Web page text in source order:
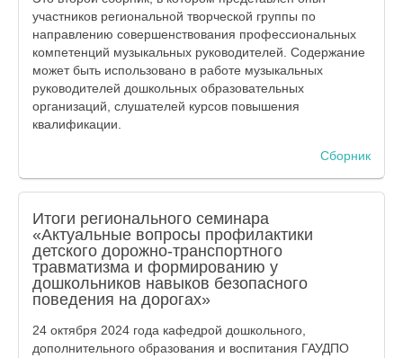
участников региональной творческой группы по
направлению совершенствования профессиональных
компетенций музыкальных руководителей. Содержание
может быть использовано в работе музыкальных
руководителей дошкольных образовательных
организаций, слушателей курсов повышения
квалификации.
Сборник
Итоги регионального семинара
«Актуальные вопросы профилактики
детского дорожно-транспортного
травматизма и формированию у
дошкольников навыков безопасного
поведения на дорогах»
24 октября 2024 года кафедрой дошкольного,
дополнительного образования и воспитания ГАУДПО